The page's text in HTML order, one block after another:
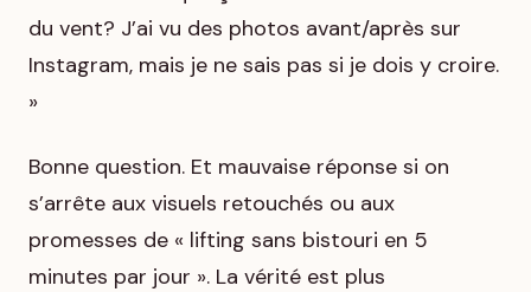
du vent? J’ai vu des photos avant/après sur
Instagram, mais je ne sais pas si je dois y croire.
»
Bonne question. Et mauvaise réponse si on
s’arrête aux visuels retouchés ou aux
promesses de « lifting sans bistouri en 5
minutes par jour ». La vérité est plus